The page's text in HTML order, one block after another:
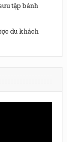
tập bánh
du khách